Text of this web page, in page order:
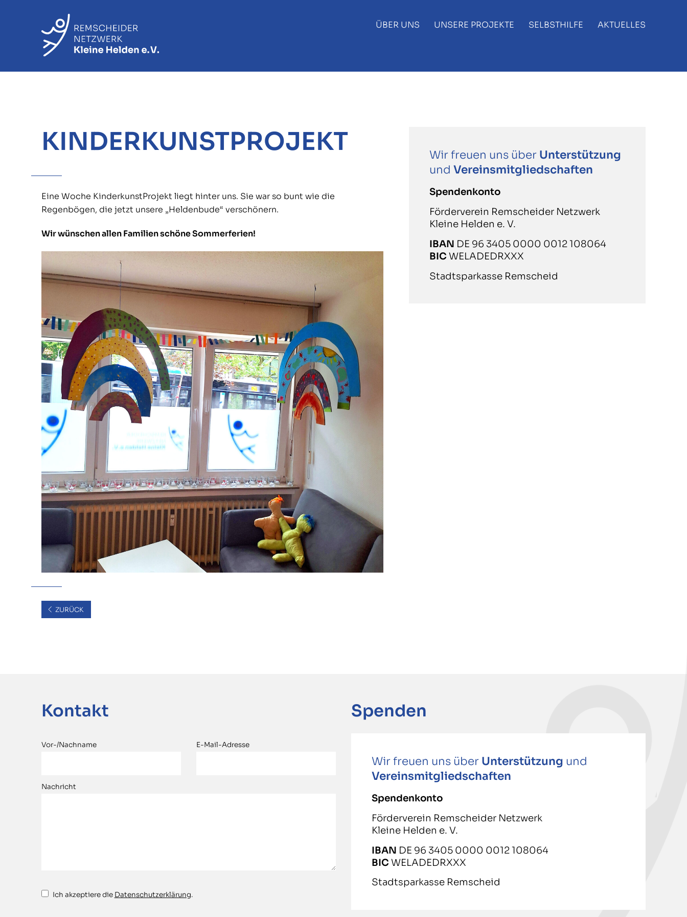
ÜBER UNS UNSERE PROJEKTE SELBSTHILFE AKTUELLES
KINDERKUNSTPROJEKT
Eine Woche KinderkunstProjekt liegt hinter uns. Sie war so bunt wie die
Regenbögen, die jetzt unsere „Heldenbude“ verschönern.
Wir wünschen allen Familien schöne Sommerferien!
ZURÜCK
Wir freuen uns über Unterstützung
undVereinsmitgliedschaften
Spendenkonto
Förderverein Remscheider Netzwerk
Kleine Helden e. V.
IBAN DE 96 3405 0000 0012 108064
BIC WELADEDRXXX
Stadtsparkasse Remscheid
Kontakt
Vor-/Nachname E-Mail-Adresse
Nachricht
Ich akzeptiere die Datenschutzerklärung.
Spenden
Wir freuen uns über Unterstützung und
Vereinsmitgliedschaften
Spendenkonto
Förderverein Remscheider Netzwerk
Kleine Helden e. V.
IBAN DE 96 3405 0000 0012 108064
BIC WELADEDRXXX
Stadtsparkasse Remscheid